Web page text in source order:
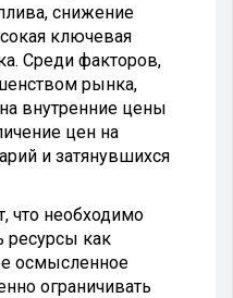
снижение
ключевая
Среди факторов,
рынка,
внутренние цены
цен на
и затянувшихся
что необходимо
ресурсы как
осмысленное
ограничивать